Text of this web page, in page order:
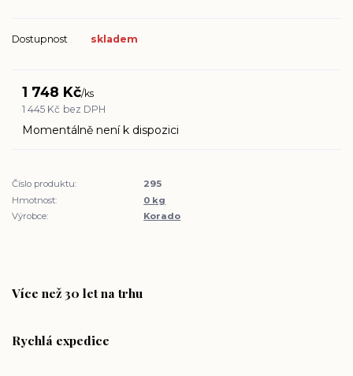
Dostupnost skladem
1 748 Kč/ks
1 445 Kč bez DPH
Momentálně není k dispozici
Číslo produktu:
295
Hmotnost:
0 kg
Výrobce:
Korado
Více než 30 let na trhu
Rychlá expedice